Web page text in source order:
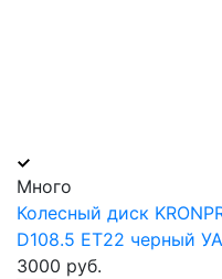
Много
Колесный диск
D108.5 ET22 черный
3000 руб.